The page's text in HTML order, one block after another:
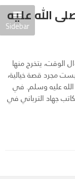
Sidebar
الله عليه
يتخرج منها
مجرد قصة خيالية،
عليه وسلم. في
جهاد الترباني في